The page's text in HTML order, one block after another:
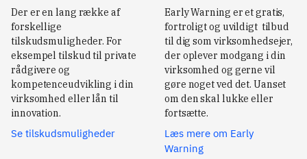
Der er en lang række af
forskellige
tilskudsmuligheder. For
eksempel tilskud til private
rådgivere og
kompetenceudvikling i din
virksomhed eller lån til
innovation.
Se tilskudsmuligheder
Early Warning er et gratis,
fortroligt og uvildigt  tilbud
til dig som virksomhedsejer,
der oplever modgang i din
virksomhed og gerne vil
gøre noget ved det. Uanset
om den skal lukke eller
fortsætte.
Læs mere om Early
Warning